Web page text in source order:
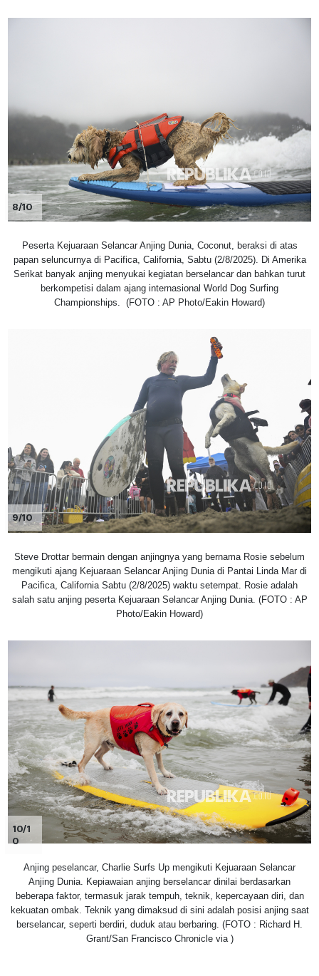
8/10
Peserta Kejuaraan Selancar Anjing Dunia, Coconut, beraksi di atas
papan seluncurnya di Pacifica, California, Sabtu (2/8/2025). Di Amerika
Serikat banyak anjing menyukai kegiatan berselancar dan bahkan turut
berkompetisi dalam ajang internasional World Dog Surfing
Championships. (FOTO : AP Photo/Eakin Howard)
9/10
Steve Drottar bermain dengan anjingnya yang bernama Rosie sebelum
mengikuti ajang Kejuaraan Selancar Anjing Dunia di Pantai Linda Mar di
Pacifica, California Sabtu (2/8/2025) waktu setempat. Rosie adalah
salah satu anjing peserta Kejuaraan Selancar Anjing Dunia. (FOTO : AP
Photo/Eakin Howard)
10/1
0
Anjing peselancar, Charlie Surfs Up mengikuti Kejuaraan Selancar
Anjing Dunia. Kepiawaian anjing berselancar dinilai berdasarkan
beberapa faktor, termasuk jarak tempuh, teknik, kepercayaan diri, dan
kekuatan ombak. Teknik yang dimaksud di sini adalah posisi anjing saat
berselancar, seperti berdiri, duduk atau berbaring. (FOTO : Richard H.
Grant/San Francisco Chronicle via )